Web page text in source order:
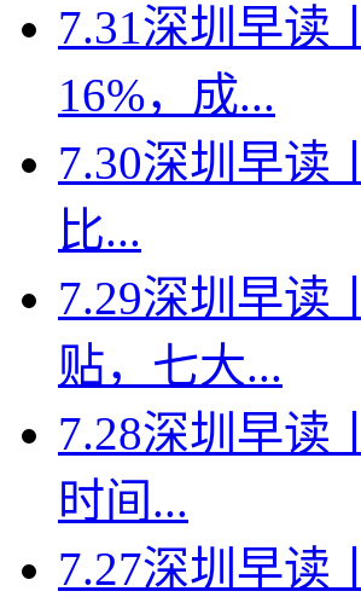
7.31深圳早读
16%，成...
7.30深圳早读
比...
7.29深圳早读
贴，七大...
7.28深圳早读
时间...
7.27深圳早读